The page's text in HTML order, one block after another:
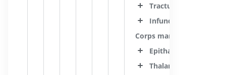
Tractus optique
Infundibulum de
Corps mamillaire
Epithalamus
Thalamus